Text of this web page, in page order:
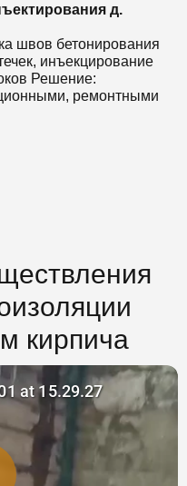
д.
швов бетонирования
инъекцирование
Решение:
ремонтными
кирпича